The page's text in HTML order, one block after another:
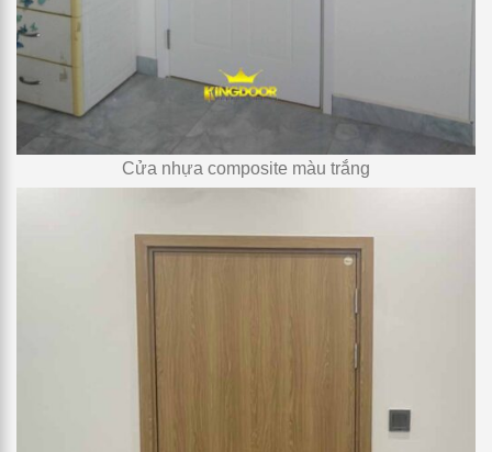
Cửa nhựa composite màu trắng